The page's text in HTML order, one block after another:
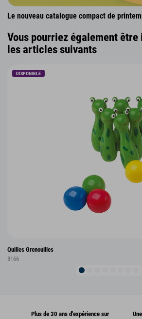
Le nouveau catalogue compact de
Vous pourriez également
les articles suivants
DISPONIBLE
Quilles Grenouilles
8166
Plus de 30 ans d'expérience sur